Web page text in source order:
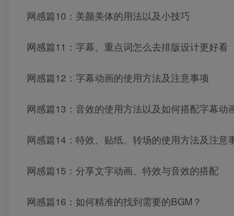
网感篇10：美颜美体的用法以及小技巧
网感篇11：字幕、重点词怎么去排版设计更好看
网感篇12：字幕动画的使用方法及注意事项
网感篇13：音效的使用方法以及如何搭配字幕动
网感篇14：特效、贴纸、转场的使用方法及注意
网感篇15：分享文字动画、特效与音效的搭配
网感篇16：如何精准的找到需要的BGM？